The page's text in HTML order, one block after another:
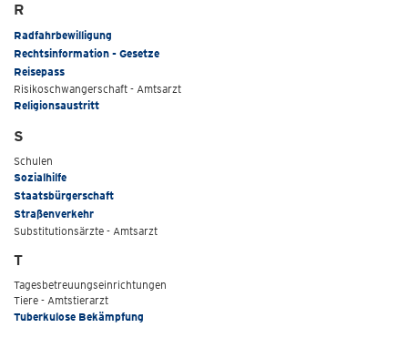
R
Radfahrbewilligung
Rechtsinformation - Gesetze
Reisepass
Risikoschwangerschaft - Amtsarzt
Religionsaustritt
S
Schulen
Sozialhilfe
Staatsbürgerschaft
Straßenverkehr
Substitutionsärzte - Amtsarzt
T
Tagesbetreuungseinrichtungen
Tiere - Amtstierarzt
Tuberkulose Bekämpfung